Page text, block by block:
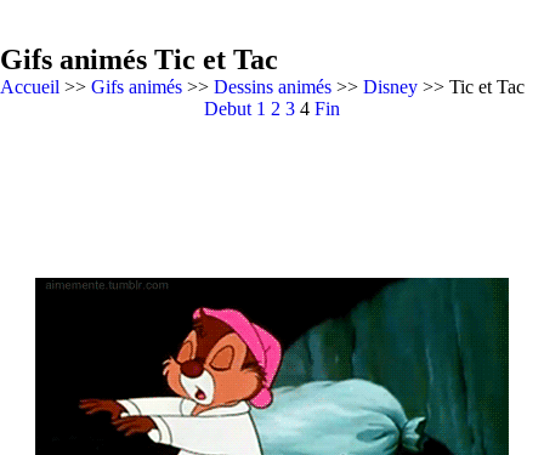
Gifs animés Tic et Tac
Accueil >> Gifs animés >> Dessins animés >> Disney >> Tic et Tac
Debut 1 2 3 4 Fin